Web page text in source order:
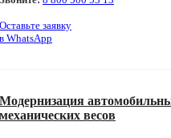
Оставьте заявку
в WhatsApp
Модернизация
механических весов